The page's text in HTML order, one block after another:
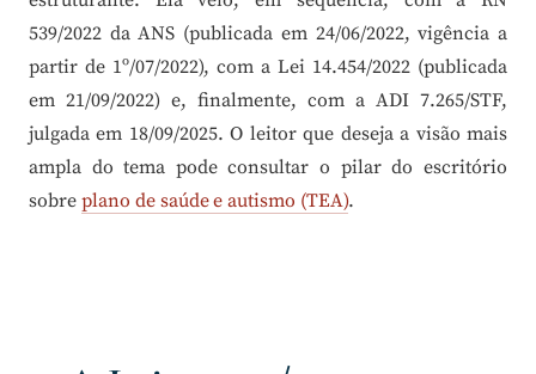
539/2022 da ANS (publicada em 24/06/2022, vigência a
partir de 1º/07/2022), com a Lei 14.454/2022 (publicada
em 21/09/2022) e, finalmente, com a ADI 7.265/STF,
julgada em 18/09/2025. O leitor que deseja a visão mais
ampla do tema pode consultar o pilar do escritório
sobre plano de saúde e autismo (TEA).